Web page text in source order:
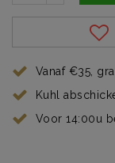
Vanaf €35,
Kuhl
Voor 14:00u